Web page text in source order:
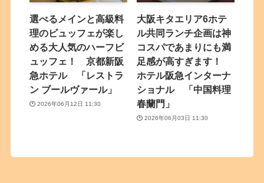
選べるメインと高級料
理のビュッフェが楽し
める大人気のハーフビ
ュッフェ！ 京都新阪
急ホテル 「レストラ
ン ブールヴァール」
2026年06月12日 11:30
大阪キタエリア6ホテ
ル共同ランチ企画は神
コスパであまりにも満
足感が高すぎます！
ホテル阪急インターナ
ショナル 「中国料理
春蘭門」
2026年06月03日 11:30